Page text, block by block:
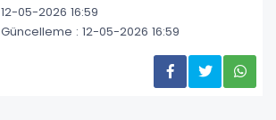
12-05-2026 16:59
Güncelleme : 12-05-2026 16:59